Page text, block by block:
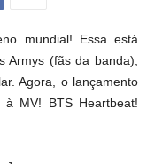
mundial! Essa está
Armys (fãs da banda),
Agora, o lançamento
MV! BTS Heartbeat!